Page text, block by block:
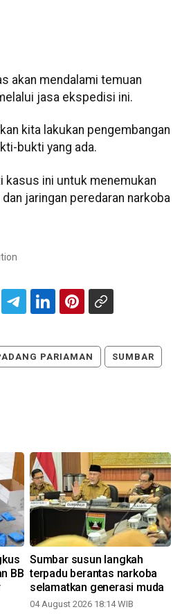
akan mendalami temuan
jasa ekspedisi ini.
kita lakukan pengembangan
bukti yang ada.
kasus ini untuk menemukan
jaringan peredaran narkoba
PARIAMAN SUMBAR
BB
Sumbar susun langkah
terpadu berantas narkoba
selamatkan generasi muda
04 August 2026 18:14 WIB